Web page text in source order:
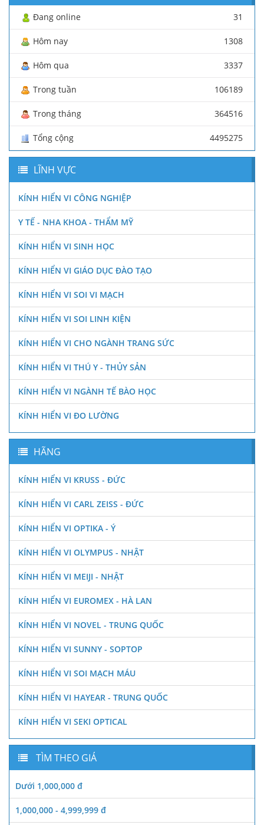
Đang online 31
Hôm nay 1308
Hôm qua 3337
Trong tuần 106189
Trong tháng 364516
Tổng cộng 4495275
LĨNH VỰC
KÍNH HIỂN VI CÔNG NGHIỆP
Y TẾ - NHA KHOA - THẨM MỸ
KÍNH HIỂN VI SINH HỌC
KÍNH HIỂN VI GIÁO DỤC ĐÀO TẠO
KÍNH HIỂN VI SOI VI MẠCH
KÍNH HIỂN VI SOI LINH KIỆN
KÍNH HIỂN VI CHO NGÀNH TRANG SỨC
KÍNH HIỂN VI THÚ Y - THỦY SẢN
KÍNH HIỂN VI NGÀNH TẾ BÀO HỌC
KÍNH HIỂN VI ĐO LƯỜNG
HÃNG
KÍNH HIỂN VI KRUSS - ĐỨC
KÍNH HIỂN VI CARL ZEISS - ĐỨC
KÍNH HIỂN VI OPTIKA - Ý
KÍNH HIỂN VI OLYMPUS - NHẬT
KÍNH HIỂN VI MEIJI - NHẬT
KÍNH HIỂN VI EUROMEX - HÀ LAN
KÍNH HIỂN VI NOVEL - TRUNG QUỐC
KÍNH HIỂN VI SUNNY - SOPTOP
KÍNH HIỂN VI SOI MẠCH MÁU
KÍNH HIỂN VI HAYEAR - TRUNG QUỐC
KÍNH HIỂN VI SEKI OPTICAL
TÌM THEO GIÁ
Dưới 1,000,000 đ
1,000,000 - 4,999,999 đ